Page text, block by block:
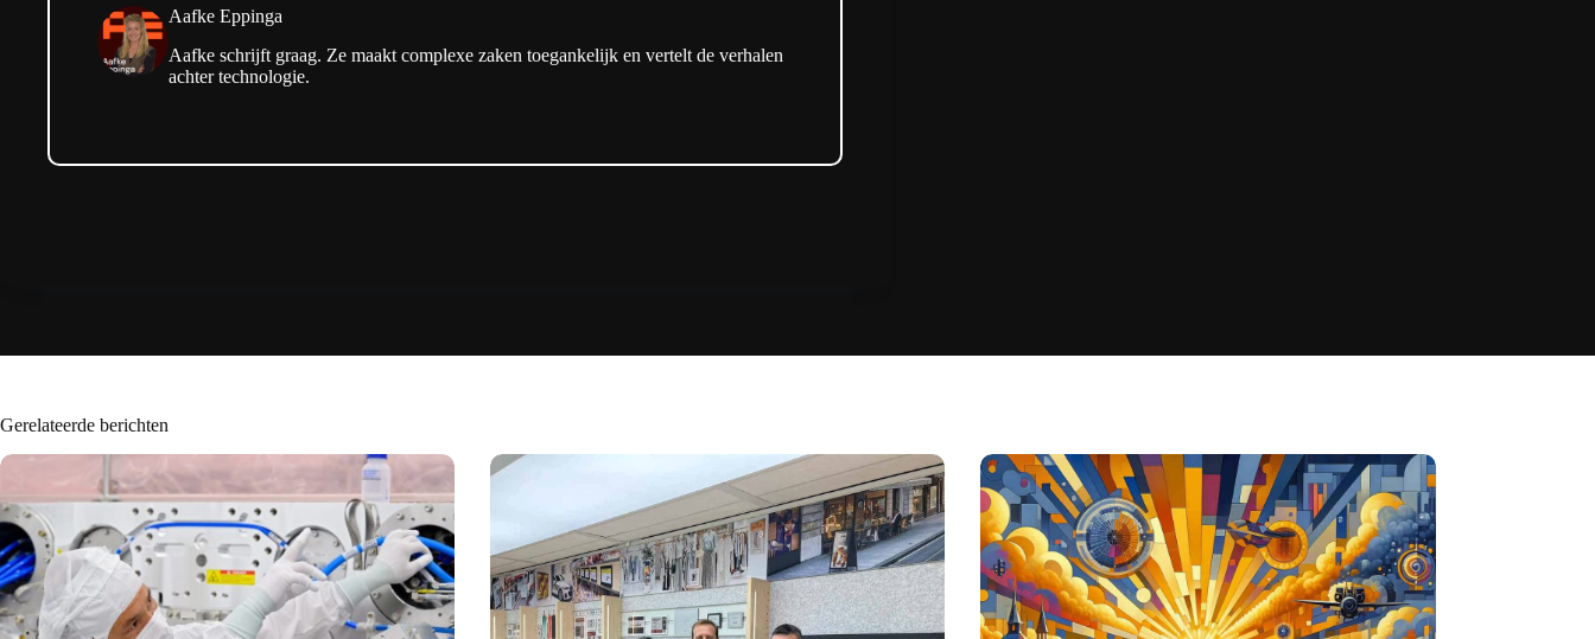
Aafke Eppinga
Aafke schrijft graag. Ze maakt complexe zaken toegankelijk en vertelt de verhalen
achter technologie.
Gerelateerde berichten